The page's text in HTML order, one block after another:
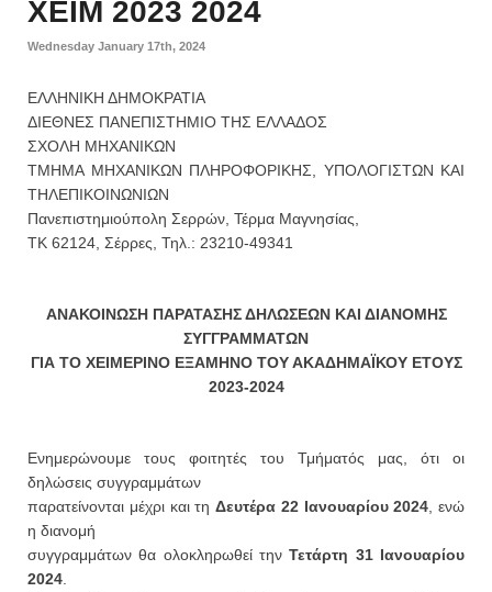
ΧΕΙΜ 2023 2024
Wednesday January 17th, 2024
ΕΛΛΗΝΙΚΗ ΔΗΜΟΚΡΑΤΙΑ
ΔΙΕΘΝΕΣ ΠΑΝΕΠΙΣΤΗΜΙΟ ΤΗΣ ΕΛΛΑΔΟΣ
ΣΧΟΛΗ ΜΗΧΑΝΙΚΩΝ
ΤΜΗΜΑ ΜΗΧΑΝΙΚΩΝ ΠΛΗΡΟΦΟΡΙΚΗΣ, ΥΠΟΛΟΓΙΣΤΩΝ ΚΑΙ
ΤΗΛΕΠΙΚΟΙΝΩΝΙΩΝ
Πανεπιστημιούπολη Σερρών, Τέρμα Μαγνησίας,
ΤΚ 62124, Σέρρες, Τηλ.: 23210-49341
ΑΝΑΚΟΙΝΩΣΗ ΠΑΡΑΤΑΣΗΣ ΔΗΛΩΣΕΩΝ ΚΑΙ ΔΙΑΝΟΜΗΣ
ΣΥΓΓΡΑΜΜΑΤΩΝ
ΓΙΑ ΤΟ ΧΕΙΜΕΡΙΝΟ ΕΞΑΜΗΝΟ ΤΟΥ ΑΚΑΔΗΜΑΪΚΟΥ ΕΤΟΥΣ
2023-2024
Ενημερώνουμε τους φοιτητές του Τμήματός μας, ότι οι
δηλώσεις συγγραμμάτων
παρατείνονται μέχρι και τη Δευτέρα 22 Ιανουαρίου 2024 , ενώ
η διανομή
συγγραμμάτων θα ολοκληρωθεί τηνΤετάρτη 31 Ιανουαρίου
2024